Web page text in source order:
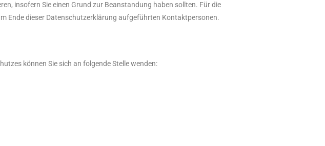
insofern Sie einen Grund zur Beanstandung haben sollten. Für die
Ende dieser Datenschutzerklärung aufgeführten Kontaktpersonen.
können Sie sich an folgende Stelle wenden: